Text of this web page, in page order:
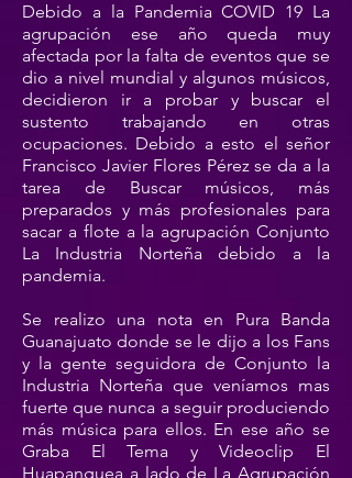
Debido a la Pandemia COVID 19 La
agrupación ese año queda muy
afectada por la falta de eventos que se
dio a nivel mundial y algunos músicos,
decidieron ir a probar y buscar el
sustento trabajando en otras
ocupaciones. Debido a esto el señor
Francisco Javier Flores Pérez se da a la
tarea de Buscar músicos, más
preparados y más profesionales para
sacar a flote a la agrupación Conjunto
La Industria Norteña debido a la
pandemia.
Se realizo una nota en Pura Banda
Guanajuato donde se le dijo a los Fans
y la gente seguidora de Conjunto la
Industria Norteña que veníamos mas
fuerte que nunca a seguir produciendo
más música para ellos. En ese año se
Graba El Tema y Videoclip El
Huapanguea a lado de La Agrupación